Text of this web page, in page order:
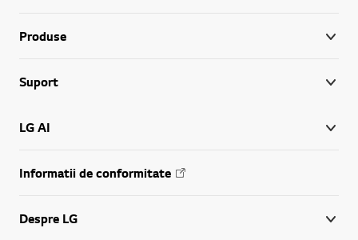
Produse
Suport
LG AI
Informatii de conformitate
Despre LG